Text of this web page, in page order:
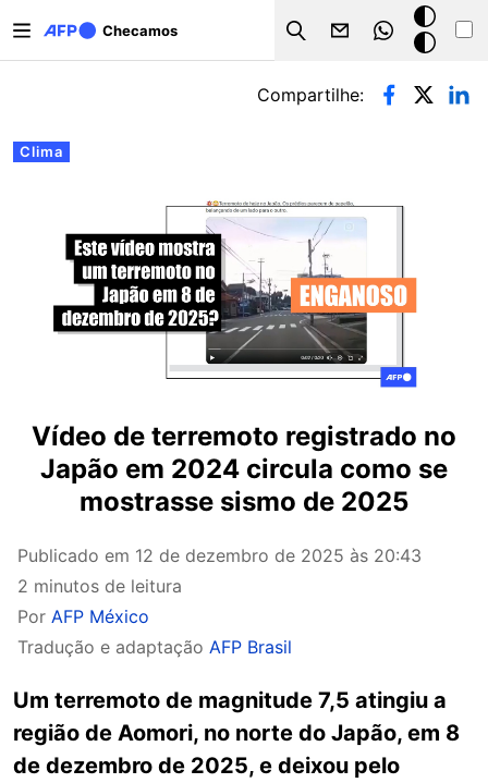
Checamos
Search
Modo
escuro
Abas primárias
Clima
Compartilhe:
Vídeo de terremoto registrado no
Japão em 2024 circula como se
mostrasse sismo de 2025
Publicado em 12 de dezembro de 2025 às 20:43
2 minutos de leitura
Por AFP México
Tradução e adaptação AFP Brasil
Um terremoto de magnitude 7,5 atingiu a
região de Aomori, no norte do Japão, em 8
de dezembro de 2025, e deixou pelo